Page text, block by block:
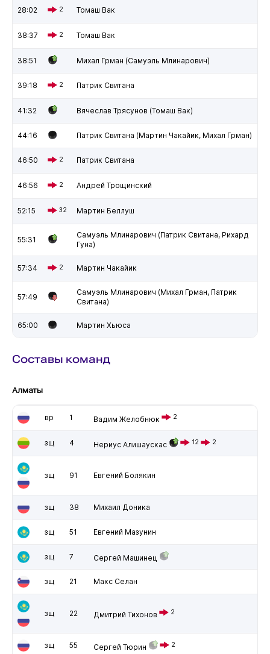
28:02 2 Томаш Вак
38:37 2 Томаш Вак
38:51 Михал Грман (Самуэль Млинарович)
39:18 2 Патрик Свитана
41:32 Вячеслав Трясунов (Томаш Вак)
44:16 Патрик Свитана (Мартин Чакайик, Михал Грман)
46:50 2 Патрик Свитана
46:56 2 Андрей Трощинский
52:15 32 Мартин Беллуш
55:31
Самуэль Млинарович (Патрик Свитана, Рихард
Гуна)
57:34 2 Мартин Чакайик
57:49
Самуэль Млинарович (Михал Грман, Патрик
Свитана)
65:00 Мартин Хьюса
Составы команд
Алматы
вр 1 Вадим Желобнюк 2
зщ 4 Нериус Алишаускас 12 2
зщ 91 Евгений Болякин
зщ 38 Михаил Доника
зщ 51 Евгений Мазунин
зщ 7 Сергей Машинец
зщ 21 Макс Селан
зщ 22 Дмитрий Тихонов 2
зщ 55 Сергей Тюрин 2